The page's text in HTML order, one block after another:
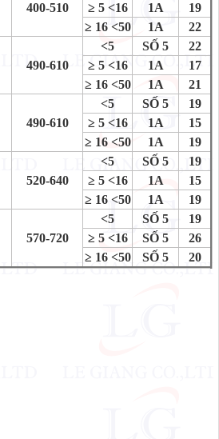
400-510
≥ 5 <16 1A
19
≥ 16 <50 1A
22
490-610
<5 SỐ 5
22
≥ 5 <16 1A
17
≥ 16 <50 1A 21
490-610
<5 SỐ 5
19
≥ 5 <16 1A
15
≥ 16 <50 1A 19
520-640
<5 SỐ 5
19
≥ 5 <16 1A
15
≥ 16 <50 1A 19
570-720
<5 SỐ 5
19
≥ 5 <16 SỐ 5
26
≥ 16 <50 SỐ 5 20